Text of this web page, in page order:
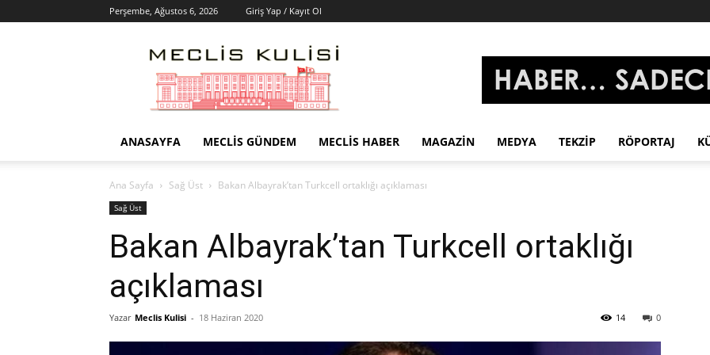
Perşembe, Ağustos 6, 2026 Giriş Yap / Kayıt Ol
Meclis
Kulisi
–
Haber
ANASAYFA
MECLIS GÜNDEM MECLIS HABER MAGAZIN MEDYA TEKZIP RÖPORTAJ
Ana Sayfa Sağ Üst Bakan Albayrak’tan Turkcell ortaklığı açıklaması
Sağ Üst
Bakan Albayrak’tan Turkcell ortaklığı
açıklaması
Yazar Meclis Kulisi - 18 Haziran 2020 0
14